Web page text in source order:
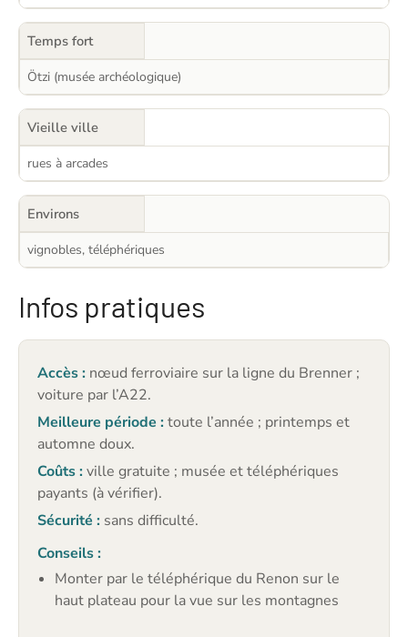
Temps fort
Ötzi (musée archéologique)
Vieille ville
rues à arcades
Environs
vignobles, téléphériques
Infos pratiques
Accès : nœud ferroviaire sur la ligne du Brenner ;
voiture par l’A22.
Meilleure période :toute l’année ; printemps et
automne doux.
Coûts :ville gratuite ; musée et téléphériques
payants (à vérifier).
Sécurité : sans difficulté.
Conseils :
Monter par le téléphérique du Renon sur le
haut plateau pour la vue sur les montagnes